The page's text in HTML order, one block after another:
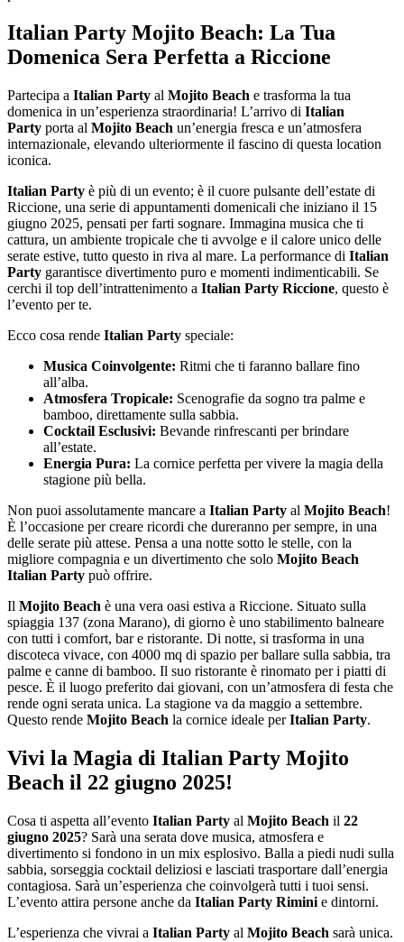
Italian Party Mojito Beach: La Tua
Domenica Sera Perfetta a Riccione
Partecipa a Italian Party al Mojito Beach e trasforma la tua
domenica in un’esperienza straordinaria! L’arrivo di Italian
Party porta al Mojito Beach un’energia fresca e un’atmosfera
internazionale, elevando ulteriormente il fascino di questa location
iconica.
Italian Party è più di un evento; è il cuore pulsante dell’estate di
Riccione, una serie di appuntamenti domenicali che iniziano il 15
giugno 2025, pensati per farti sognare. Immagina musica che ti
cattura, un ambiente tropicale che ti avvolge e il calore unico delle
serate estive, tutto questo in riva al mare. La performance di Italian
Party garantisce divertimento puro e momenti indimenticabili. Se
cerchi il top dell’intrattenimento a Italian Party Riccione, questo è
l’evento per te.
Ecco cosa rende Italian Party speciale:
Musica Coinvolgente: Ritmi che ti faranno ballare fino
all’alba.
Atmosfera Tropicale: Scenografie da sogno tra palme e
bamboo, direttamente sulla sabbia.
Cocktail Esclusivi: Bevande rinfrescanti per brindare
all’estate.
Energia Pura: La cornice perfetta per vivere la magia della
stagione più bella.
Non puoi assolutamente mancare a Italian Party al Mojito Beach!
È l’occasione per creare ricordi che dureranno per sempre, in una
delle serate più attese. Pensa a una notte sotto le stelle, con la
migliore compagnia e un divertimento che solo Mojito Beach
Italian Party può offrire.
Il Mojito Beach è una vera oasi estiva a Riccione. Situato sulla
spiaggia 137 (zona Marano), di giorno è uno stabilimento balneare
con tutti i comfort, bar e ristorante. Di notte, si trasforma in una
discoteca vivace, con 4000 mq di spazio per ballare sulla sabbia, tra
palme e canne di bamboo. Il suo ristorante è rinomato per i piatti di
pesce. È il luogo preferito dai giovani, con un’atmosfera di festa che
rende ogni serata unica. La stagione va da maggio a settembre.
Questo rende Mojito Beach la cornice ideale perItalian Party.
Vivi la Magia di Italian Party Mojito
Beach il 22 giugno 2025!
Cosa ti aspetta all’evento Italian Party al Mojito Beach il 22
giugno 2025? Sarà una serata dove musica, atmosfera e
divertimento si fondono in un mix esplosivo. Balla a piedi nudi sulla
sabbia, sorseggia cocktail deliziosi e lasciati trasportare dall’energia
contagiosa. Sarà un’esperienza che coinvolgerà tutti i tuoi sensi.
L’evento attira persone anche da Italian Party Rimini e dintorni.
L’esperienza che vivrai a Italian Party al Mojito Beach sarà unica.